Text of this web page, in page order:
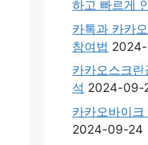
하고 빠르게
카톡과 카카
참여법
카카오스크
석 2024-09-
카카오바이
2024-09-24